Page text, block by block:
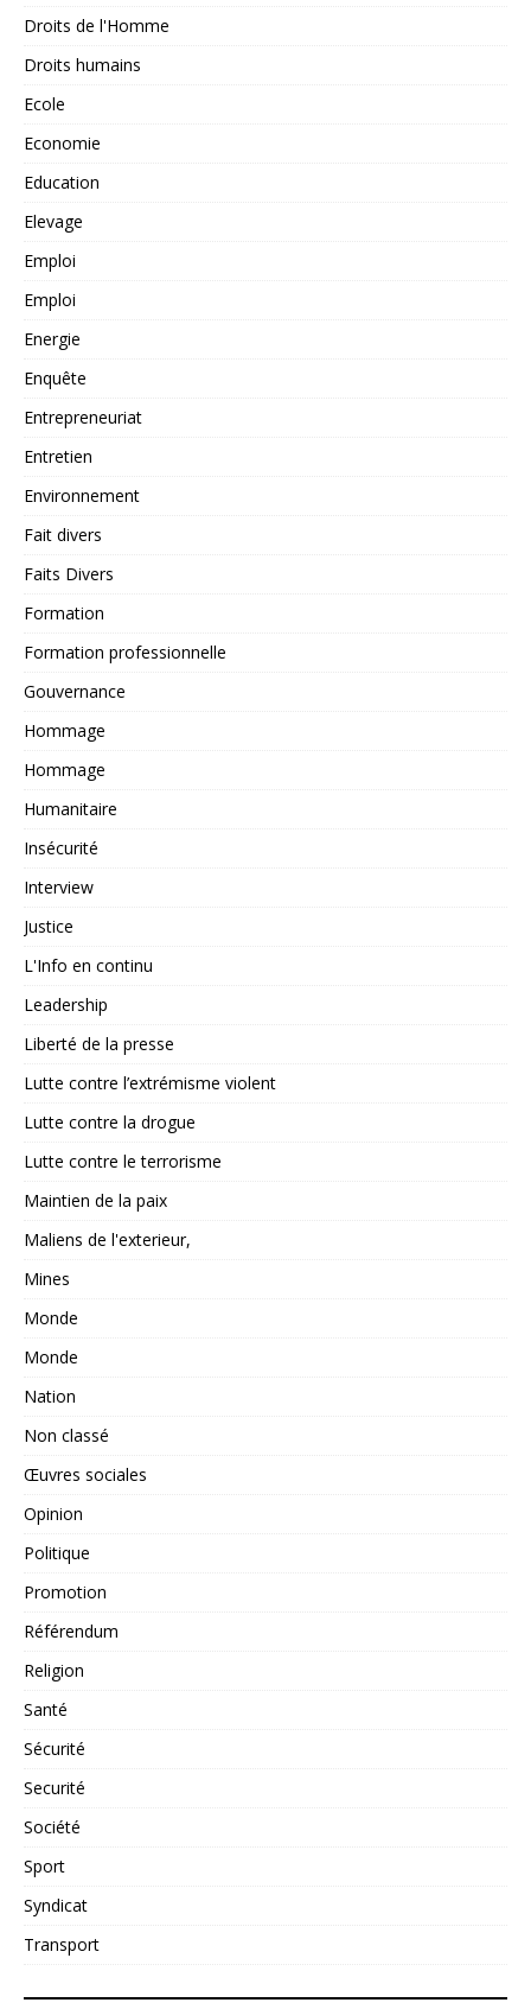
Droits de l'Homme
Droits humains
Ecole
Economie
Education
Elevage
Emploi
Emploi
Energie
Enquête
Entrepreneuriat
Entretien
Environnement
Fait divers
Faits Divers
Formation
Formation professionnelle
Gouvernance
Hommage
Hommage
Humanitaire
Insécurité
Interview
Justice
L'Info en continu
Leadership
Liberté de la presse
Lutte contre l’extrémisme violent
Lutte contre la drogue
Lutte contre le terrorisme
Maintien de la paix
Maliens de l'exterieur,
Mines
Monde
Monde
Nation
Non classé
Œuvres sociales
Opinion
Politique
Promotion
Référendum
Religion
Santé
Sécurité
Securité
Société
Sport
Syndicat
Transport